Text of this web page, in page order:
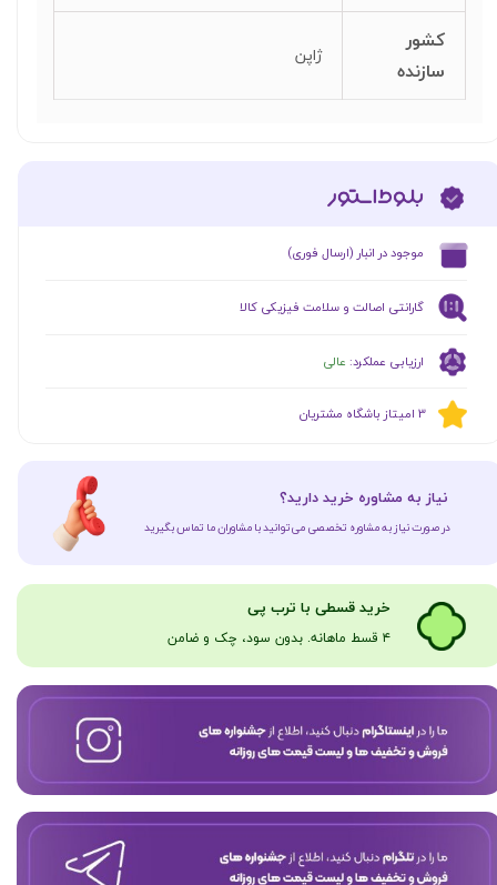
کشور
سازنده
ژاپن
گارانتی اصالت و سلامت فیزیکی کالا
ارزیابی عملکرد: عالی
​موجود در انبار (ارسال فوری)
​​3 امیتاز باشگاه مشتریان
​نیاز به مشاوره خرید دارید؟
در صورت نیاز به مشاوره تخصصی می‌توانید با مشاوران ما تماس بگیرید
​​​خرید قسطی با ترب پی
۴ قسط ماهانه. بدون سود، چک و ضامن​​​​​​​